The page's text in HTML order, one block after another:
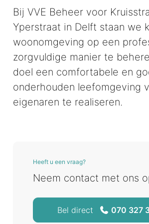
Bij VVE Beheer voor
Yperstraat in Delft staan we
woonomgeving op een
zorgvuldige manier te
doel een comfortabele en
onderhouden leefomgeving
eigenaren te realiseren.
Heeft u een vraag?
Neem contact met ons
Bel direct 070 327